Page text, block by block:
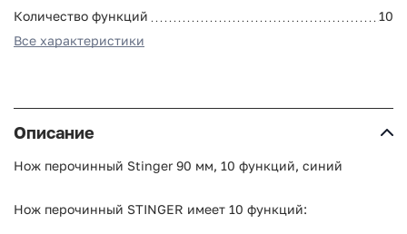
Количество функций
10
Все характеристики
Описание
Нож перочинный Stinger 90 мм, 10 функций, синий
Нож перочинный STINGER имеет 10 функций: